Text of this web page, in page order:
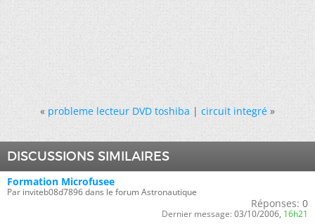
« probleme lecteur DVD toshiba|circuit integré »
DISCUSSIONS SIMILAIRES
Formation Microfusee
Par inviteb08d7896 dans le forum Astronautique
Réponses: 0
Dernier message: 03/10/2006, 16h21